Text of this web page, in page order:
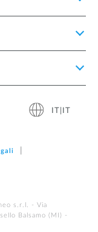
s.r.l. - Via
Balsamo (MI) -